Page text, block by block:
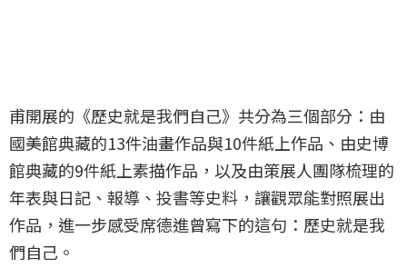
甫開展的《歷史就是我們自己》共分為三個部分：由
國美館典藏的13件油畫作品與10件紙上作品、由史博
館典藏的9件紙上素描作品，以及由策展人團隊梳理的
年表與日記、報導、投書等史料，讓觀眾能對照展出
作品，進一步感受席德進曾寫下的這句：歷史就是我
們自己。